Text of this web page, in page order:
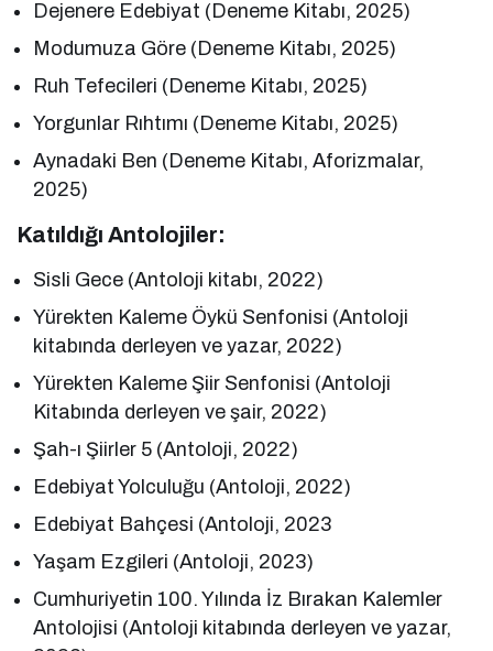
Dejenere Edebiyat (Deneme Kitabı, 2025)
Modumuza Göre (Deneme Kitabı, 2025)
Ruh Tefecileri (Deneme Kitabı, 2025)
Yorgunlar Rıhtımı (Deneme Kitabı, 2025)
Aynadaki Ben (Deneme Kitabı, Aforizmalar,
2025)
Katıldığı Antolojiler:
Sisli Gece (Antoloji kitabı, 2022)
Yürekten Kaleme Öykü Senfonisi (Antoloji
kitabında derleyen ve yazar, 2022)
Yürekten Kaleme Şiir Senfonisi (Antoloji
Kitabında derleyen ve şair, 2022)
Şah-ı Şiirler 5 (Antoloji, 2022)
Edebiyat Yolculuğu (Antoloji, 2022)
Edebiyat Bahçesi (Antoloji, 2023
Yaşam Ezgileri (Antoloji, 2023)
Cumhuriyetin 100. Yılında İz Bırakan Kalemler
Antolojisi (Antoloji kitabında derleyen ve yazar,